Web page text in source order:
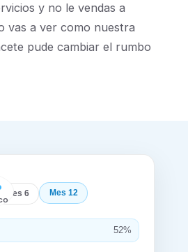
y no le vendas a
vas a ver como nuestra
pude cambiar el rumbo
Mes 6 Mes 12
52%